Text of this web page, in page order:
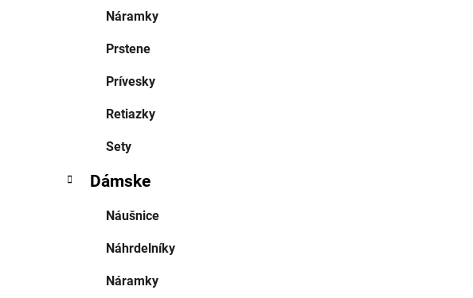
Náramky
Prstene
Prívesky
Retiazky
Sety
Dámske
Náušnice
Náhrdelníky
Náramky